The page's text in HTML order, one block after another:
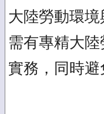
大陸勞動環
需有專精大
實務，同時